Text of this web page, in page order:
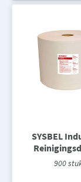
SYSBEL
900